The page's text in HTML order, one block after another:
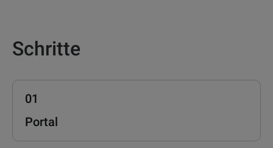
Schritte
01
Portal